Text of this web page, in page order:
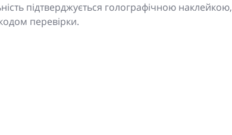
підтверджується голографічною наклейкою,
перевірки.